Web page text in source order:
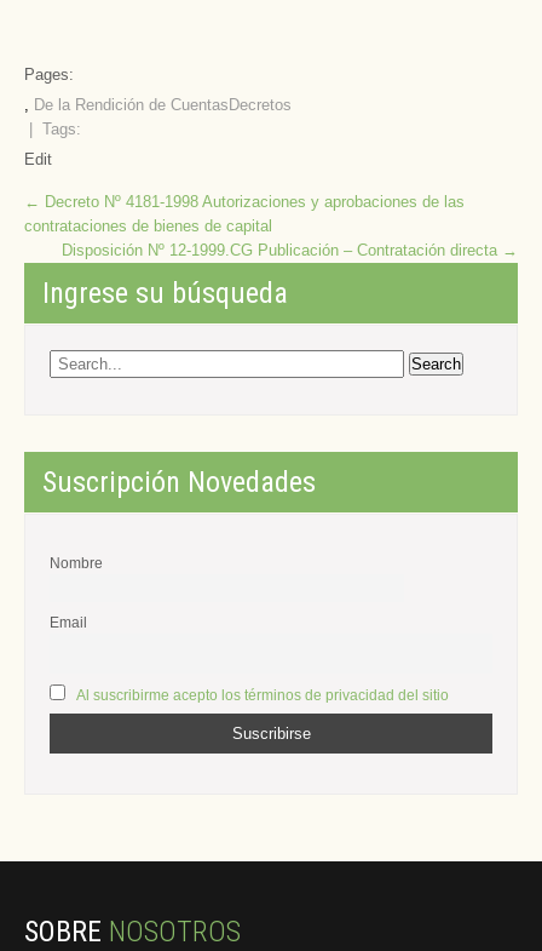
Pages:
, De la Rendición de Cuentas Decretos
| Tags:
Edit
Post
navigation
← Decreto Nº 4181-1998 Autorizaciones y aprobaciones de las
contrataciones de bienes de capital
Disposición Nº 12-1999.CG Publicación – Contratación directa →
Ingrese su búsqueda
Suscripción Novedades
Nombre
Email
Al suscribirme acepto los términos de privacidad del sitio
SOBRE NOSOTROS